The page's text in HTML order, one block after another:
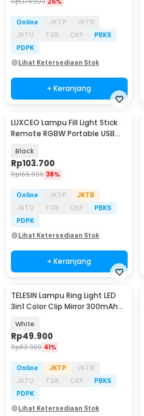
Online JKTP
JKTB
JKTU
TGR CKP
PBKS
PDPK
Lihat Ketersediaan Stok
+ Keranjang
LUXCEO Lampu Fill Light Stick
Remote RGBW Portable USB
Black
Rp103.700
Rp165.900 38%
Online JKTP
JKTB
JKTU
TGR CKP
PBKS
PDPK
Lihat Ketersediaan Stok
+ Keranjang
TELESIN Lampu Ring Light LED
3in1 Color Clip Mirror 300mAh
White
Rp49.900
Rp83.900 41%
Online JKTP
JKTB
JKTU
TGR CKP
PBKS
PDPK
Lihat Ketersediaan Stok